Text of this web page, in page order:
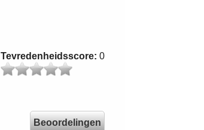
Tevredenheidsscore: 0
Beoordelingen